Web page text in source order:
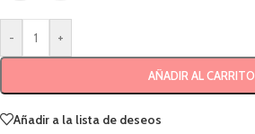
- +
AÑADIR AL CARRITO
Añadir a la lista de deseos